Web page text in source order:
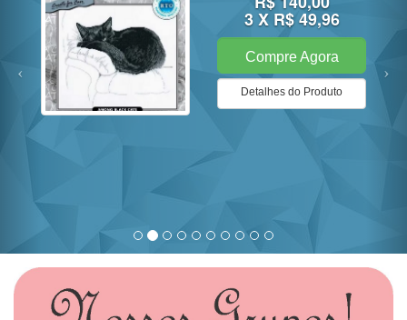
3 X R$ 49,96
Compre Agora
Detalhes do Produto